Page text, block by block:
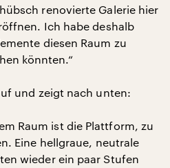
renovierte Galerie hier
Ich habe deshalb
diesen Raum zu
könnten.“
und zeigt nach unten:
Raum ist die Plattform, zu
Eine hellgraue, neutrale
wieder ein paar Stufen